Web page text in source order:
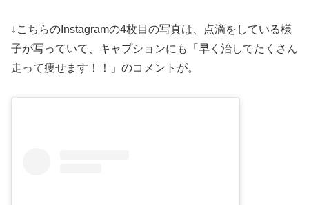
↓こちらのInstagramの4枚目の写真は、点滴をしている様
子が写っていて、キャプションにも「早く治してたくさん
走って痩せます！！」のコメントが。